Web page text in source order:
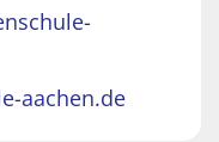
aachen.de